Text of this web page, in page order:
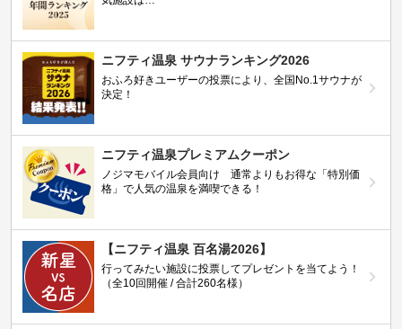
ニフティ温泉 サウナランキング2026
おふろ好きユーザーの投票により、全国No.1サウナが
決定！
ニフティ温泉プレミアムクーポン
ノジマモバイル会員向け 通常よりもお得な「特別価
格」で人気の温泉を満喫できる！
【ニフティ温泉 百名湯2026】
行ってみたい施設に投票してプレゼントを当てよう！
（全10回開催 / 合計260名様）